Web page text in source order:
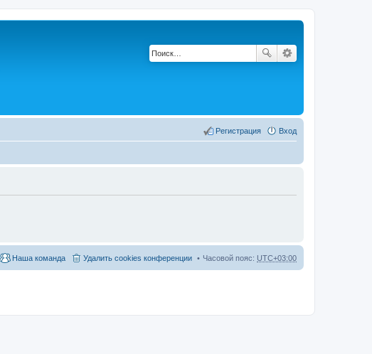
Вход
Регистрация
Часовой пояс: UTC+03:00
Удалить cookies конференции
Наша команда